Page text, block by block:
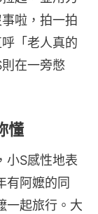
啦，拍一拍
「老人真的
在一旁憋
懂
小S感性地表
有阿嬤的同
一起旅行。大